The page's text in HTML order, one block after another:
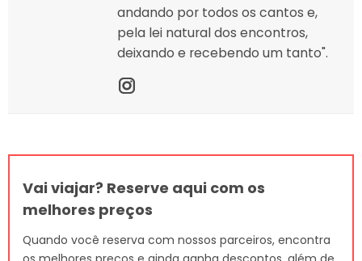
andando por todos os cantos e,
pela lei natural dos encontros,
deixando e recebendo um tanto".
Vai viajar? Reserve aqui com os
melhores preços
Quando você reserva com nossos parceiros, encontra